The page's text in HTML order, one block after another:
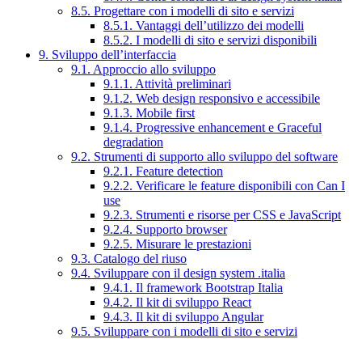
8.5. Progettare con i modelli di sito e servizi
8.5.1. Vantaggi dell’utilizzo dei modelli
8.5.2. I modelli di sito e servizi disponibili
9. Sviluppo dell’interfaccia
9.1. Approccio allo sviluppo
9.1.1. Attività preliminari
9.1.2. Web design responsivo e accessibile
9.1.3. Mobile first
9.1.4. Progressive enhancement e Graceful
degradation
9.2. Strumenti di supporto allo sviluppo del software
9.2.1. Feature detection
9.2.2. Verificare le feature disponibili con Can I
use
9.2.3. Strumenti e risorse per CSS e JavaScript
9.2.4. Supporto browser
9.2.5. Misurare le prestazioni
9.3. Catalogo del riuso
9.4. Sviluppare con il design system .italia
9.4.1. Il framework Bootstrap Italia
9.4.2. Il kit di sviluppo React
9.4.3. Il kit di sviluppo Angular
9.5. Sviluppare con i modelli di sito e servizi